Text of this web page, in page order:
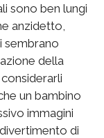
sono ben lungi
anzidetto,
sembrano
della
un bambino
immagini
di